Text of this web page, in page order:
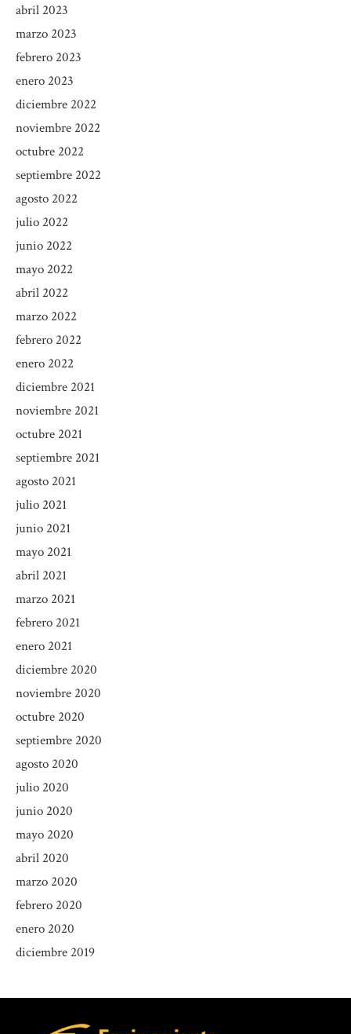
abril 2023
marzo 2023
febrero 2023
enero 2023
diciembre 2022
noviembre 2022
octubre 2022
septiembre 2022
agosto 2022
julio 2022
junio 2022
mayo 2022
abril 2022
marzo 2022
febrero 2022
enero 2022
diciembre 2021
noviembre 2021
octubre 2021
septiembre 2021
agosto 2021
julio 2021
junio 2021
mayo 2021
abril 2021
marzo 2021
febrero 2021
enero 2021
diciembre 2020
noviembre 2020
octubre 2020
septiembre 2020
agosto 2020
julio 2020
junio 2020
mayo 2020
abril 2020
marzo 2020
febrero 2020
enero 2020
diciembre 2019